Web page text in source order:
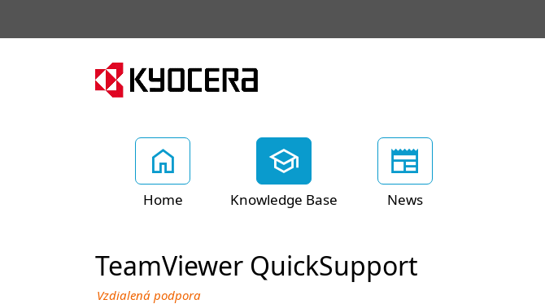
Home Knowledge Base News
TeamViewer QuickSupport
Vzdialená podpora